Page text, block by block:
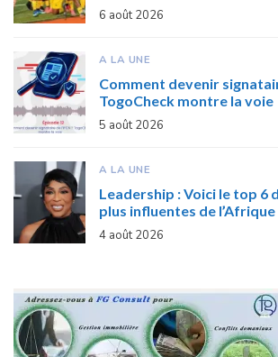
6 août 2026
A LA UNE
Comment devenir
TogoCheck montre la voie
5 août 2026
A LA UNE
Leadership : Voici le top 6
plus influentes de l’Afrique
4 août 2026